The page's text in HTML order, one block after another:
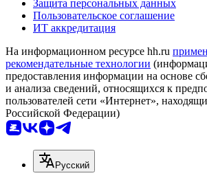
Защита персональных данных
Пользовательское соглашение
ИТ аккредитация
На информационном ресурсе hh.ru
рекомендательные технологии
предоставления информации на основе
и анализа сведений, относящихся к
пользователей сети «Интернет»,
Российской Федерации)
Русский